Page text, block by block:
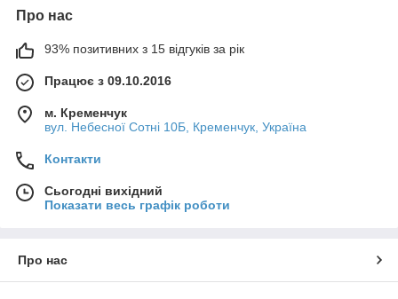
Про нас
93% позитивних з 15 відгуків за рік
Працює з 09.10.2016
м. Кременчук
вул. Небесної Сотні 10Б, Кременчук, Україна
Контакти
Сьогодні вихідний
Показати весь графік роботи
Про нас